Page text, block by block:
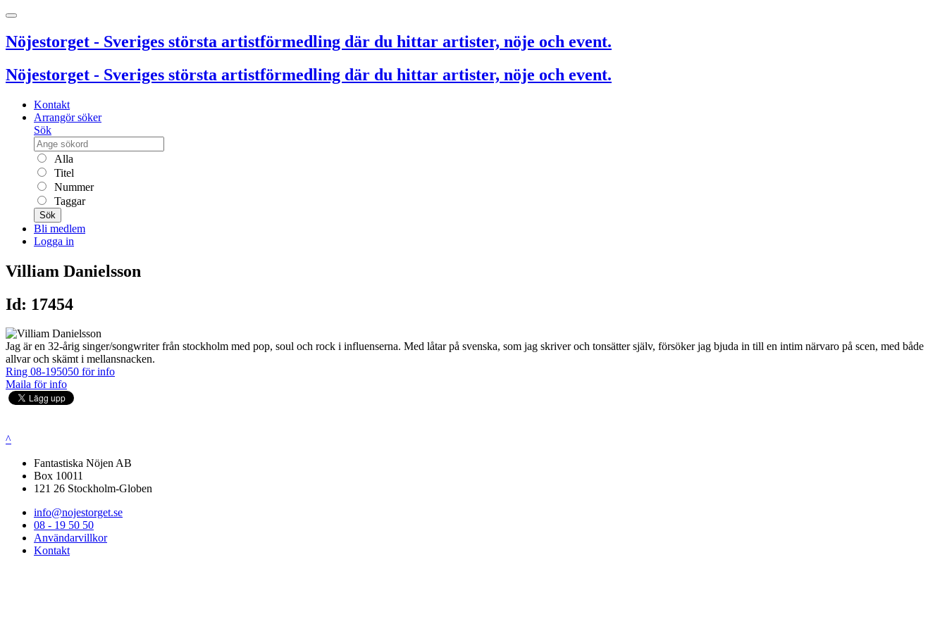
Nöjestorget - Sveriges största artistförmedling där du hittar artister, nöje och event.
Nöjestorget - Sveriges största artistförmedling där du hittar artister, nöje och event.
Kontakt
Arrangör söker
Sök
Alla
Titel
Nummer
Taggar
Sök
Bli medlem
Logga in
Villiam Danielsson
Id: 17454
Jag är en 32-årig singer/songwriter från stockholm med pop, soul och rock i influenserna. Med låtar på svenska, som jag skriver och tonsätter själv, försöker jag bjuda in till en intim närvaro på scen, med både
allvar och skämt i mellansnacken.
Ring 08-195050 för info
Maila för info
^
Fantastiska Nöjen AB
Box 10011
121 26 Stockholm-Globen
info@nojestorget.se
08 - 19 50 50
Användarvillkor
Kontakt